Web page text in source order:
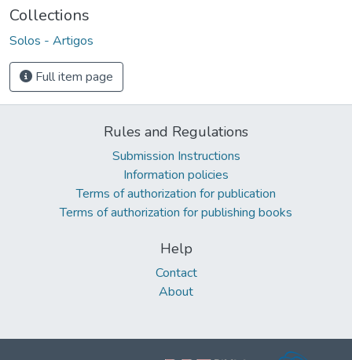
Collections
Solos - Artigos
Full item page
Rules and Regulations
Submission Instructions
Information policies
Terms of authorization for publication
Terms of authorization for publishing books
Help
Contact
About